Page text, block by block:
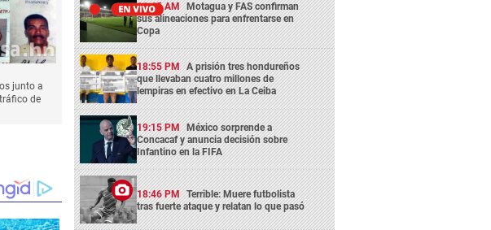
11:45 AM Motagua y FAS confirman
sus alineaciones para enfrentarse en
Copa
18:55 PM A prisión tres hondureños
que llevaban cuatro millones de
lempiras en efectivo en La Ceiba
19:15 PM México sorprende a
Concacaf y anuncia decisión sobre
Infantino en la FIFA
18:46 PM Terrible: Muere futbolista
tras fuerte ataque y relatan lo que pasó